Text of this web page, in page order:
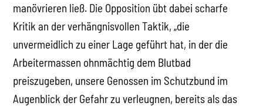
manövrieren ließ. Die Opposition übt dabei scharfe
Kritik an der verhängnisvollen Taktik, „die
unvermeidlich zu einer Lage geführt hat, in der die
Arbeitermassen ohnmächtig dem Blutbad
preiszugeben, unsere Genossen im Schutzbund im
Augenblick der Gefahr zu verleugnen, bereits als das